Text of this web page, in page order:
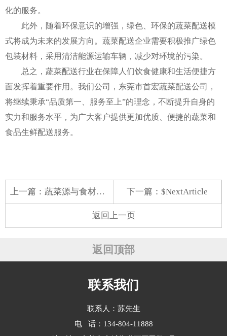
化的服务。
此外，随着环保意识的增强，绿色、环保的蔬菜配送模
式将成为未来的发展方向。蔬菜配送企业需要积极推广绿色
包装材料，采用清洁能源运输车辆，减少对环境的污染。
总之，蔬菜配送行业在保障人们饮食健康和生活便捷方
面发挥着重要作用。我们公司，东莞市首宏蔬菜配送公司，
将继续秉承“品质第一、服务至上”的理念，不断提升自身的
实力和服务水平，为广大客户提供更加优质、便捷的蔬菜和
食品生鲜配送服务。
上一篇： 蔬菜源与食材供应的紧密纽带 下一篇：$NextArticle
返回上一页
返回顶部
联系我们
联系人：苏先生
电 话：134-804-11888